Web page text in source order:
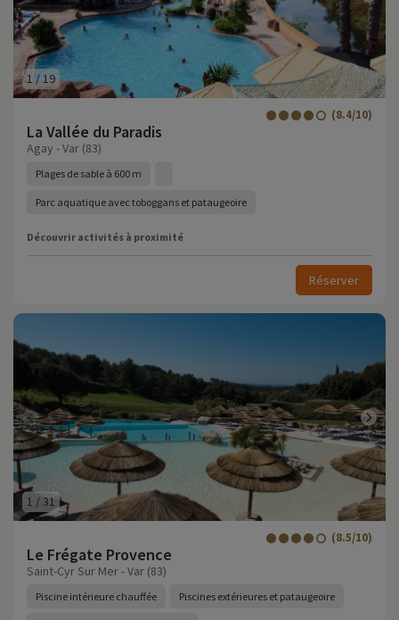
1 /19
La Vallée du Paradis
(8.4/10)
Agay - Var (83)
Plages de sable à 600 m
Parc aquatique avec toboggans et pataugeoire
Découvrir activités à proximité
Réserver
1 /31
Le Frégate Provence
(8.5/10)
Saint-Cyr Sur Mer - Var (83)
Piscine intérieure chauffée Piscines extérieures et pataugeoire